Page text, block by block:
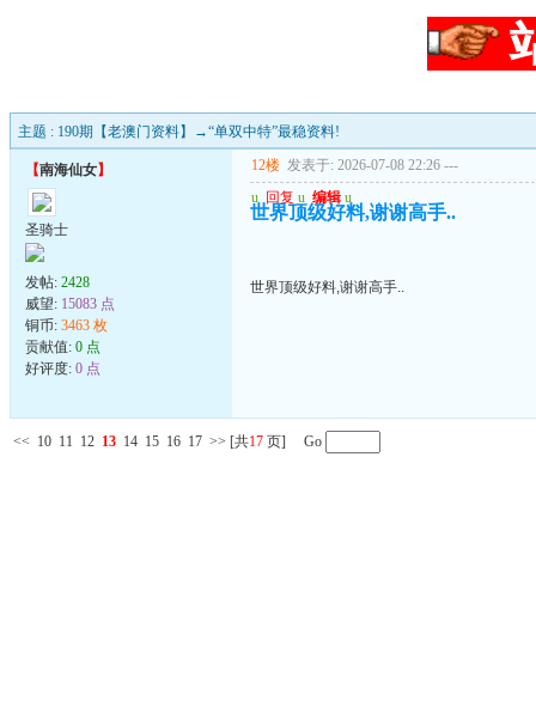
主题 : 190期【老澳门资料】→“单双中特”最稳资料!
【南海仙女】
圣骑士
发帖: 2428
威望: 15083 点
铜币: 3463 枚
贡献值: 0 点
好评度: 0 点
12楼 发表于: 2026-07-08 22:26 ---
u 回复 u 编辑 u
世界顶级好料,谢谢高手..
世界顶级好料,谢谢高手..
<< 10 11 12 13 14 15 16 17 >> [共17 页] Go